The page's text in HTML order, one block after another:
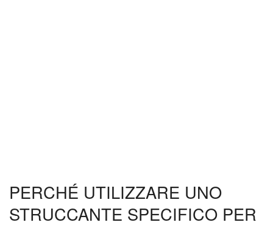
PERCHÉ UTILIZZARE UNO
STRUCCANTE SPECIFICO PER